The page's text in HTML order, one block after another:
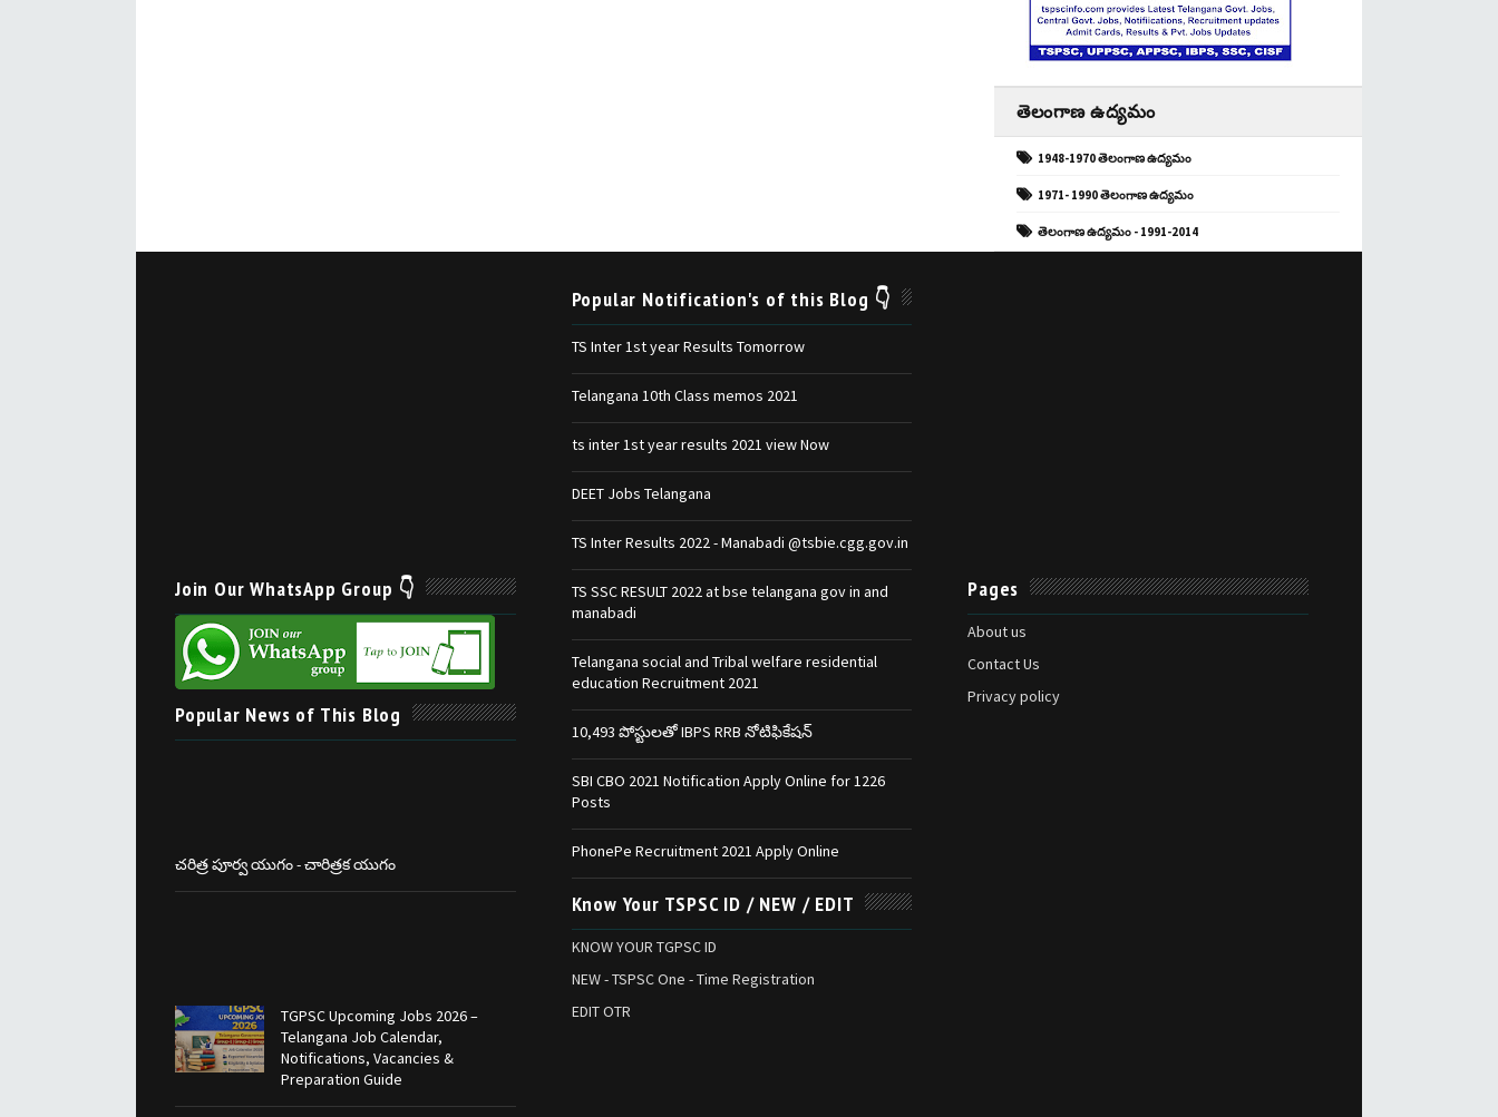
తెలంగాణ ఉద్యమం
1948-1970 తెలంగాణ ఉద్యమం
1971- 1990 తెలంగాణ ఉద్యమం
తెలంగాణ ఉద్యమం - 1991-2014
Join Our WhatsApp Group 👇
Popular News of This Blog
చరిత్ర పూర్వ యుగం - చారిత్రక యుగం
TGPSC Upcoming Jobs 2026 –
Telangana Job Calendar,
Notifications, Vacancies &
Preparation Guide
Popular Notification's of this Blog 👇
TS Inter 1st year Results Tomorrow
Telangana 10th Class memos 2021
ts inter 1st year results 2021 view Now
DEET Jobs Telangana
TS Inter Results 2022 - Manabadi @tsbie.cgg.gov.in
TS SSC RESULT 2022 at bse telangana gov in and
manabadi
Telangana social and Tribal welfare residential
education Recruitment 2021
10,493 పోస్టులతో IBPS RRB నోటిఫికేషన్‌
SBI CBO 2021 Notification Apply Online for 1226
Posts
PhonePe Recruitment 2021 Apply Online
Know Your TSPSC ID / NEW / EDIT
KNOW YOUR TGPSC ID
NEW - TSPSC One - Time Registration
EDIT OTR
Pages
About us
Contact Us
Privacy policy